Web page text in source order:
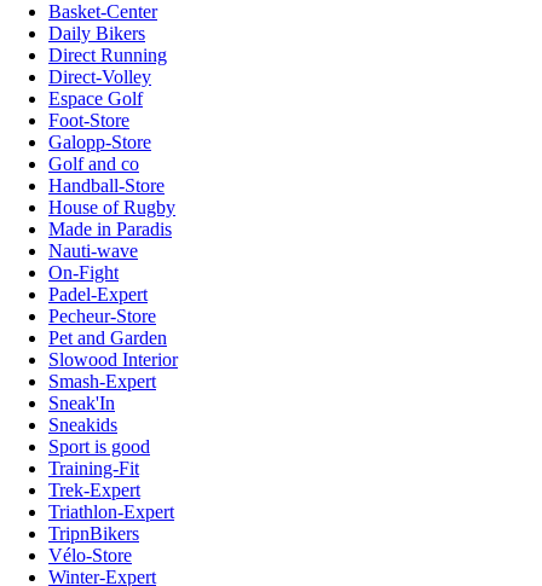
Basket-Center
Daily Bikers
Direct Running
Direct-Volley
Espace Golf
Foot-Store
Galopp-Store
Golf and co
Handball-Store
House of Rugby
Made in Paradis
Nauti-wave
On-Fight
Padel-Expert
Pecheur-Store
Pet and Garden
Slowood Interior
Smash-Expert
Sneak'In
Sneakids
Sport is good
Training-Fit
Trek-Expert
Triathlon-Expert
TripnBikers
Vélo-Store
Winter-Expert